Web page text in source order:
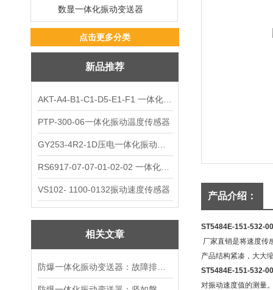
数显一体化振动变送器
点击更多分类
新品推荐
PTP-300-06一体化振动温度传感器
VS102- 1100-0132振动速度传感器
相关文章
产品介绍：
ST5484E-151-532-
厂家直销是将速度传
产品结构紧凑，大大
ST5484E-151-532-
对振动速度值的测量